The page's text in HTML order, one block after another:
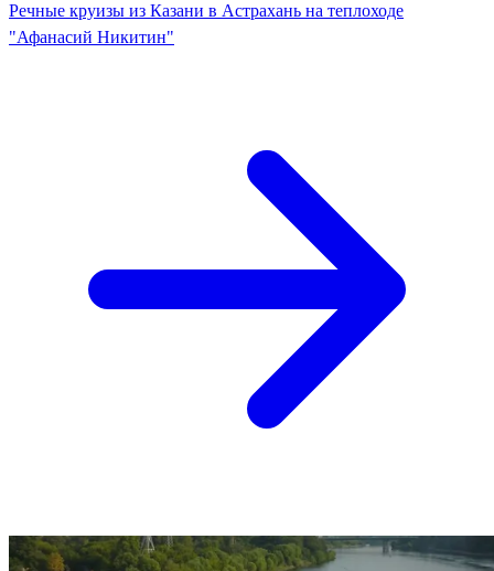
Речные круизы из Казани в Астрахань на теплоходе
"Афанасий Никитин"